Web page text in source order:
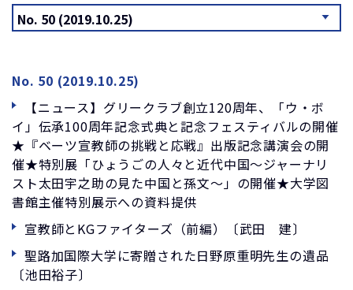
No. 50 (2019.10.25)
【ニュース】グリークラブ創立120周年、「ウ・ボ
イ」伝承100周年記念式典と記念フェスティバルの開催
★『ベーツ宣教師の挑戦と応戦』出版記念講演会の開
催★特別展「ひょうごの人々と近代中国～ジャーナリ
スト太田宇之助の見た中国と孫文～」の開催★大学図
書館主催特別展示への資料提供
宣教師とKGファイターズ（前編）〔武田 建〕
聖路加国際大学に寄贈された日野原重明先生の遺品
〔池田裕子〕